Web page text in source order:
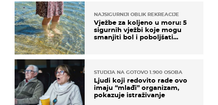
NAJSIGURNIJI OBLIK REKREACIJE
Vježbe za koljeno u moru: 5
sigurnih vježbi koje mogu
smanjiti bol i poboljšati
STUDIJA NA GOTOVO 1.900 OSOBA
Ljudi koji redovito rade ovo
imaju “mlađi” organizam,
pokazuje istraživanje